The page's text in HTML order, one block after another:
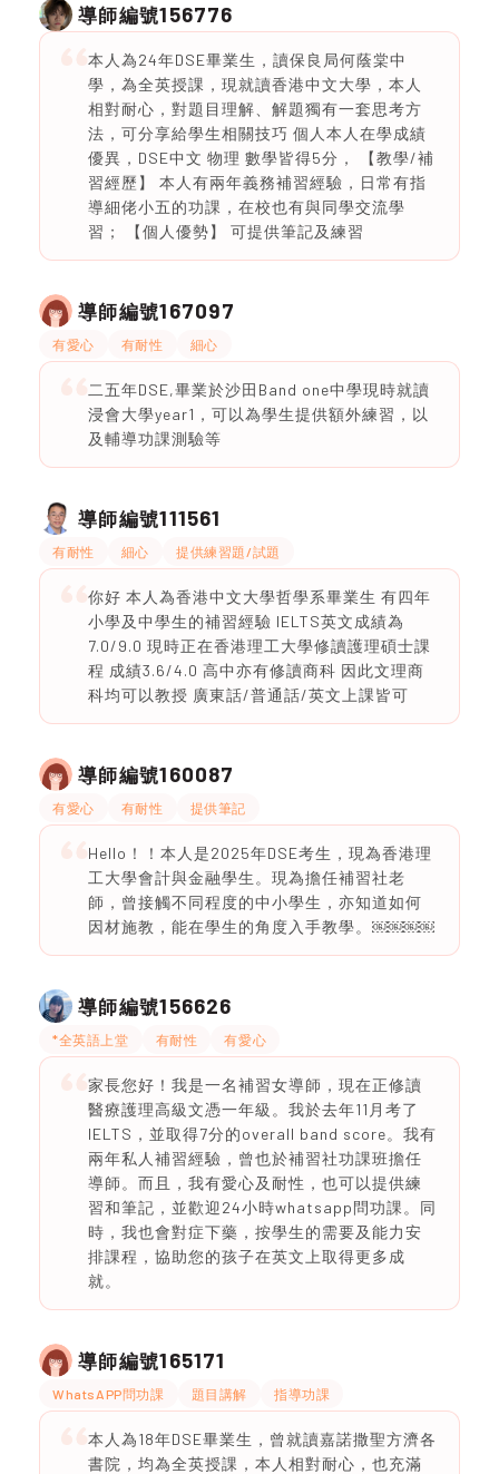
導師編號156776
本人為24年DSE畢業生，讀保良局何蔭棠中
學，為全英授課，現就讀香港中文大學，本人
相對耐心，對題目理解、解題獨有一套思考方
法，可分享給學生相關技巧 個人本人在學成績
優異，DSE中文 物理 數學皆得5分， 【教學/補
習經歷】 本人有兩年義務補習經驗，日常有指
導細佬小五的功課，在校也有與同學交流學
習； 【個人優勢】 可提供筆記及練習
導師編號167097
有愛心 有耐性 細心
二五年DSE,畢業於沙田Band one中學現時就讀
浸會大學year1，可以為學生提供額外練習，以
及輔導功課測驗等
導師編號111561
有耐性 細心 提供練習題/試題
你好 本人為香港中文大學哲學系畢業生 有四年
小學及中學生的補習經驗 IELTS英文成績為
7.0/9.0 現時正在香港理工大學修讀護理碩士課
程 成績3.6/4.0 高中亦有修讀商科 因此文理商
科均可以教授 廣東話/普通話/英文上課皆可
導師編號160087
有愛心 有耐性 提供筆記
Hello！！本人是2025年DSE考生，現為香港理
工大學會計與金融學生。現為擔任補習社老
師，曾接觸不同程度的中小學生，亦知道如何
因材施教，能在學生的角度入手教學。￼￼￼￼
導師編號156626
*全英語上堂 有耐性 有愛心
家長您好！我是一名補習女導師，現在正修讀
醫療護理高級文憑一年級。我於去年11月考了
IELTS，並取得7分的overall band score。我有
兩年私人補習經驗，曾也於補習社功課班擔任
導師。而且，我有愛心及耐性，也可以提供練
習和筆記，並歡迎24小時whatsapp問功課。同
時，我也會對症下藥，按學生的需要及能力安
排課程，協助您的孩子在英文上取得更多成
就。
導師編號165171
WhatsAPP問功課 題目講解 指導功課
本人為18年DSE畢業生，曾就讀嘉諾撒聖方濟各
書院，均為全英授課，本人相對耐心，也充滿